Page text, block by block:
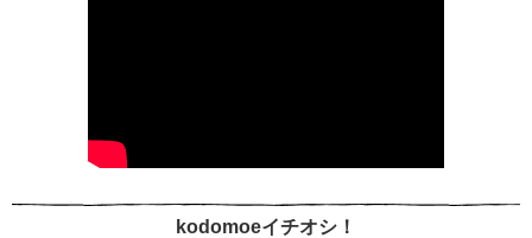
kodomoeイチオシ！